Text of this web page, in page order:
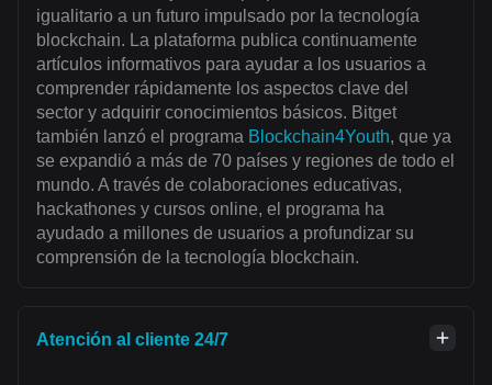
igualitario a un futuro impulsado por la tecnología
blockchain. La plataforma publica continuamente
artículos informativos para ayudar a los usuarios a
comprender rápidamente los aspectos clave del
sector y adquirir conocimientos básicos. Bitget
también lanzó el programa Blockchain4Youth, que ya
se expandió a más de 70 países y regiones de todo el
mundo. A través de colaboraciones educativas,
hackathones y cursos online, el programa ha
ayudado a millones de usuarios a profundizar su
comprensión de la tecnología blockchain.
Atención al cliente 24/7